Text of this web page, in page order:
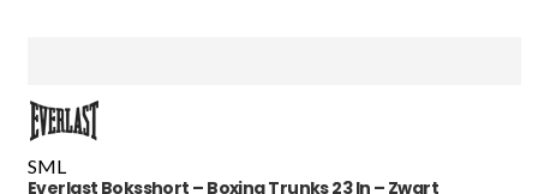
SML
Everlast Boksshort – Boxing Trunks 23 In – Zwart